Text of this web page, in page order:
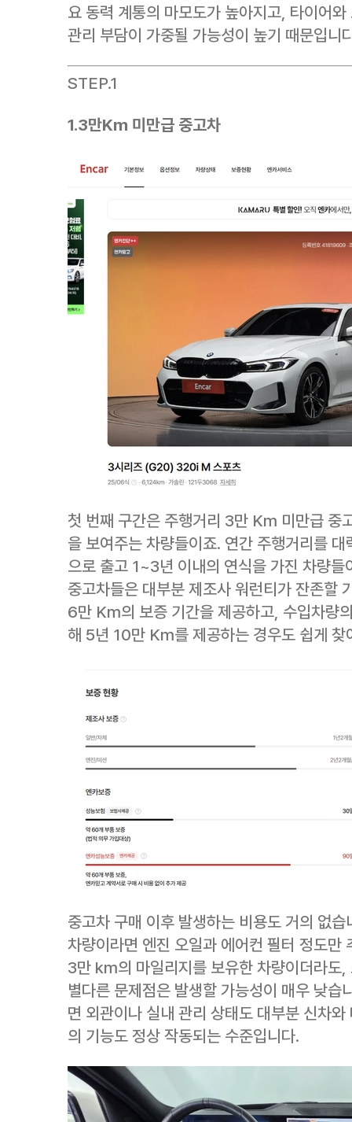
요 동력 계통의 마모도가 높아지고, 타이어
관리 부담이 가중될 가능성이 높기 때문입니
STEP.1
1.3만Km 미만급 중고차
첫 번째 구간은 주행거리 3만 Km 미만급 중
을 보여주는 차량들이죠. 연간 주행거리를
으로 출고 1~3년 이내의 연식을 가진 차량
중고차들은 대부분 제조사 워런티가 잔존할
6만 Km의 보증 기간을 제공하고, 수입차량
해 5년 10만 Km를 제공하는 경우도 쉽게 찾
중고차 구매 이후 발생하는 비용도 거의 없
차량이라면 엔진 오일과 에어컨 필터 정도만
3만 km의 마일리지를 보유한 차량이더라도
별다른 문제점은 발생할 가능성이 매우 낮습
면 외관이나 실내 관리 상태도 대부분 신차
의 기능도 정상 작동되는 수준입니다.